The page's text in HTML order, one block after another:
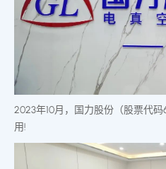
2023年10月，国力股份（股票代
用!